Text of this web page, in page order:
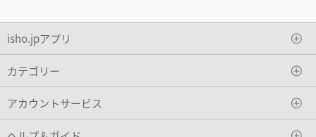
isho.jpアプリ
カテゴリー
アカウントサービス